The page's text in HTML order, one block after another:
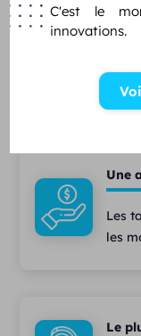
Une
Une
Les
les
Le
C'est le
innovations.